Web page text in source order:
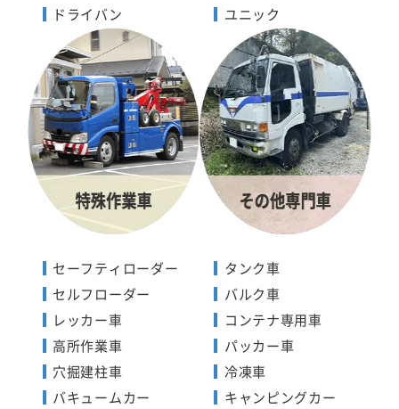
ドライバン
ユニック
セーフティローダー
セルフローダー
レッカー車
高所作業車
穴掘建柱車
バキュームカー
タンク車
バルク車
コンテナ専用車
パッカー車
冷凍車
キャンピングカー